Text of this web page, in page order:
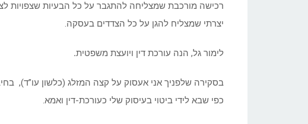
רכישה מורכבת שמצליחה להתגבר על כל הבעיות שצפויות
יצרתי שמצליח להגן על כל הצדדים בעסקה.
לימור גל, הנה עורכת דין ויועצת משפטית.
בסקירה שלפניך אני אעסוק על קצה המזלג (כלשון עו”ד),
כפי שבא לידי ביטוי בעיסוק שלי כעורכת-דין ואמא.